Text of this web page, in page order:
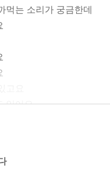
먹는 소리가 궁금한데
있어요